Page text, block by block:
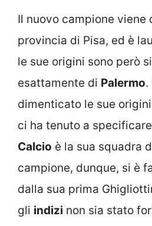
Il nuovo campione viene
provincia di Pisa, ed è
le sue origini sono però
esattamente di Palermo.
dimenticato le sue
ci ha tenuto a
Calcio è la sua squadra
campione, dunque, si è
dalla sua prima
gli indizi non sia stato